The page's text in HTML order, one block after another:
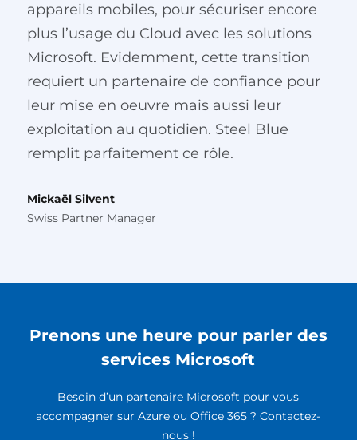
appareils mobiles, pour sécuriser encore
plus l’usage du Cloud avec les solutions
Microsoft. Evidemment, cette transition
requiert un partenaire de confiance pour
leur mise en oeuvre mais aussi leur
exploitation au quotidien. Steel Blue
remplit parfaitement ce rôle.
Mickaël Silvent
Swiss Partner Manager
Prenons une heure pour parler des
services Microsoft
Besoin d’un partenaire Microsoft pour vous
accompagner sur Azure ou Office 365 ? Contactez-
nous !